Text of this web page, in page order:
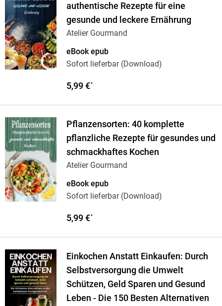
authentische Rezepte für eine
gesunde und leckere Ernährung
Atelier Gourmand
eBook epub
Sofort lieferbar (Download)
5,99 €*
Pflanzensorten: 40 komplette
pflanzliche Rezepte für gesundes und
schmackhaftes Kochen
Atelier Gourmand
eBook epub
Sofort lieferbar (Download)
5,99 €*
Einkochen Anstatt Einkaufen: Durch
Selbstversorgung die Umwelt
Schützen, Geld Sparen und Gesund
Leben - Die 150 Besten Alternativen